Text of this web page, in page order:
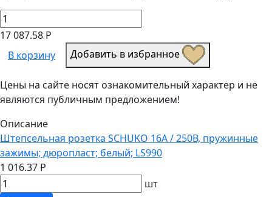
17 087.58 Р
В корзину
Добавить в избранное
Цены на сайте носят ознакомительный характер и не
являются публичным предложением!
Описание
Штепсельная розетка SCHUKO 16А / 250В, пружинные
зажимы; дюропласт; белый; LS990
1 016.37 Р
шт